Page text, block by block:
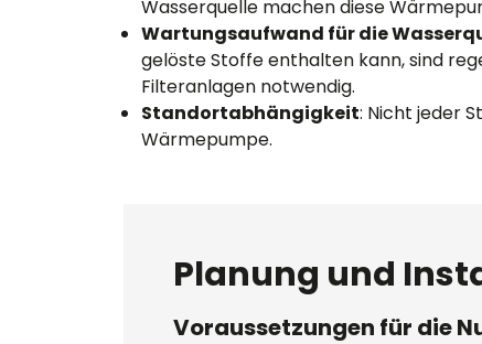
Wasserquelle machen diese
Wartungsaufwand für die
gelöste Stoffe enthalten kann, sind
Filteranlagen notwendig.
Standortabhängigkeit: Nicht jeder
Wärmepumpe.
Planung und
Voraussetzungen für die